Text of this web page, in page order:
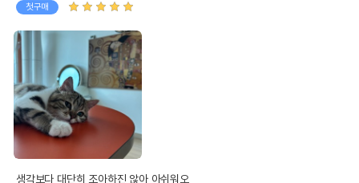
첫구매
생각보다 대단히 조아하진 않아 아쉬워오